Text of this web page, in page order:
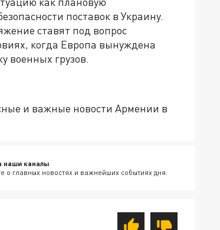
поставок в Украину.
ставят под вопрос
когда Европа вынуждена
военных грузов.
и важные новости Армении в
наши каналы
о главных новостях и важнейших событиях дня.